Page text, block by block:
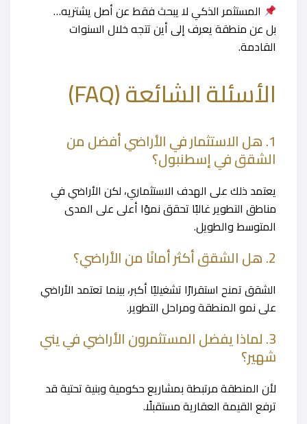
المستثمر الذكي لا يبحث فقط عن أصل يشتريه…
بل عن منطقة يعرف إلى أين تتجه خلال السنوات
القادمة.
الأسئلة الشائعة (FAQ)
1. هل الاستثمار في الأراضي أفضل من
الشقق في إسطنبول؟
يعتمد ذلك على الهدف الاستثماري، لكن الأراضي في
مناطق التطوير غالبًا تحقق نموًا أعلى على المدى
المتوسط والطويل.
2. هل الشقق أكثر أمانًا من الأراضي؟
الشقق تمنح استقرارًا تشغيليًا أكبر، بينما تعتمد الأراضي
على نمو المنطقة ومراحل التطوير.
3. لماذا يفضل المستثمرون الأراضي في يني
شهير؟
لأن المنطقة مرتبطة بمشاريع حكومية وبنية تحتية قد
ترفع القيمة العقارية مستقبلًا.